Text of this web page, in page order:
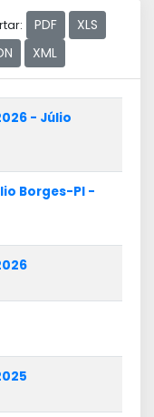
PDF
XLS
XML
- Júlio
Borges-PI -